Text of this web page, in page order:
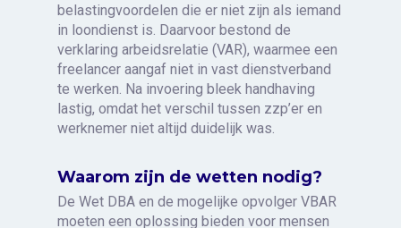
belastingvoordelen die er niet zijn als iemand
in loondienst is. Daarvoor bestond de
verklaring arbeidsrelatie (VAR), waarmee een
freelancer aangaf niet in vast dienstverband
te werken. Na invoering bleek handhaving
lastig, omdat het verschil tussen zzp’er en
werknemer niet altijd duidelijk was.
Waarom zijn de wetten nodig?
De Wet DBA en de mogelijke opvolger VBAR
moeten een oplossing bieden voor mensen